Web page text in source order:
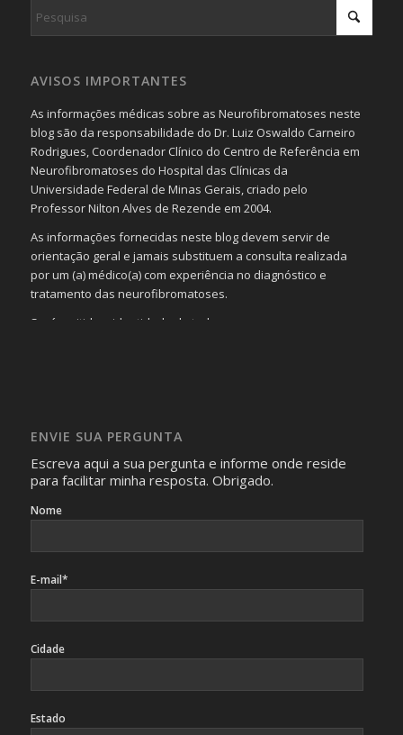
AVISOS IMPORTANTES
As informações médicas sobre as Neurofibromatoses neste
blog são da responsabilidade do Dr. Luiz Oswaldo Carneiro
Rodrigues, Coordenador Clínico do Centro de Referência em
Neurofibromatoses do Hospital das Clínicas da
Universidade Federal de Minas Gerais, criado pelo
Professor Nilton Alves de Rezende em 2004.
As informações fornecidas neste blog devem servir de
orientação geral e jamais substituem a consulta realizada
por um (a) médico(a) com experiência no diagnóstico e
tratamento das neurofibromatoses.
Será omitida a identidade de todas as pessoas que
identificação da pessoa fotografada.
ENVIE SUA PERGUNTA
Escreva aqui a sua pergunta e informe onde reside
para facilitar minha resposta. Obrigado.
Nome
E-mail*
Cidade
Estado